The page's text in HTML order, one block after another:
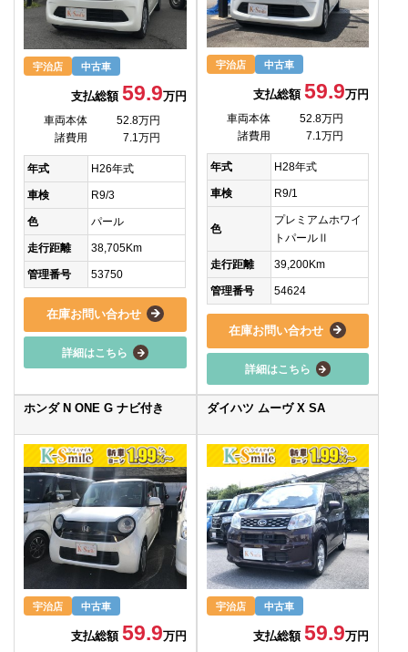
宇治店 中古車
支払総額 59.9万円
車両本体
52.8万円
諸費用
7.1万円
年式 H26年式
車検 R9/3
色 パール
走行距離 38,705Km
管理番号 53750
在庫お問い合わせ
詳細はこちら
宇治店 中古車
支払総額59.9万円
車両本体
52.8万円
諸費用
7.1万円
年式 H28年式
車検 R9/1
色
プレミアムホワイ
トパールⅡ
走行距離 39,200Km
管理番号 54624
在庫お問い合わせ
詳細はこちら
ホンダ N ONE G ナビ付き
宇治店 中古車
支払総額 59.9万円
ダイハツ ムーヴ X SA
宇治店 中古車
支払総額59.9万円